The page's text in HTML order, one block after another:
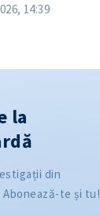
14:39
la
din
Abonează-te și tu!